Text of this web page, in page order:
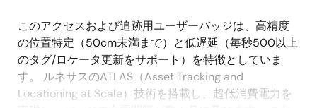
このアクセスおよび追跡用ユーザーバッジは、高精度
の位置特定（50cm未満まで）と低遅延（毎秒500以上
のタグ/ロケータ更新をサポート）を特徴としていま
す。 ルネサスのATLAS（Asset Tracking and
Locationing at Scale）技術を搭載し、超低消費電力を